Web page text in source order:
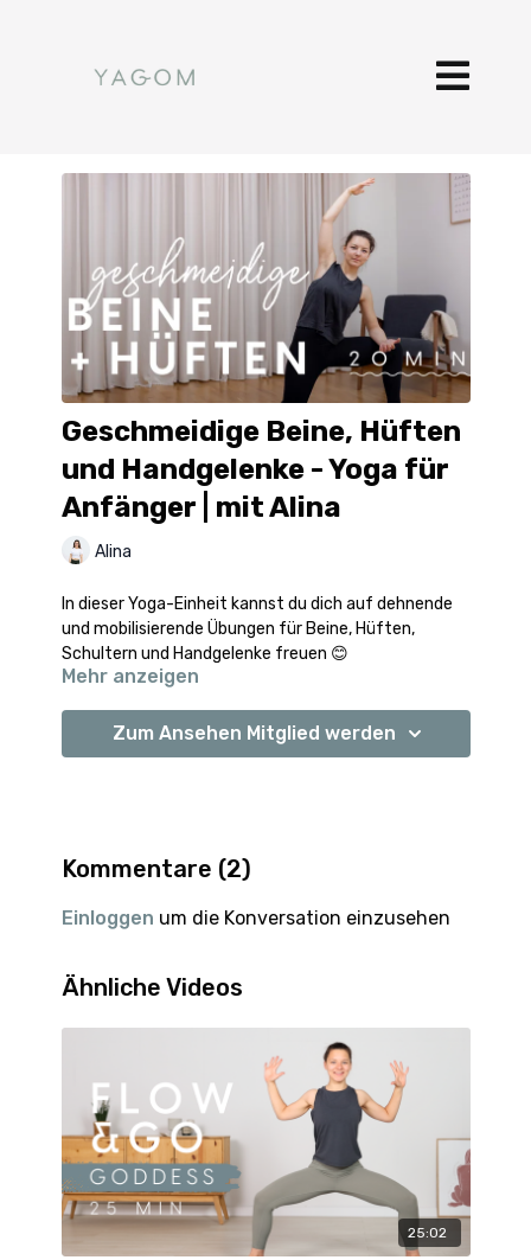
Geschmeidige Beine, Hüften
und Handgelenke - Yoga für
Anfänger | mit Alina
Alina
In dieser Yoga-Einheit kannst du dich auf dehnende
und mobilisierende Übungen für Beine, Hüften,
Schultern und Handgelenke freuen 😊
Ich wünsche dir viel Spaß und vor allem auch
Mehr anzeigen
Zum Ansehen Mitglied werden
Kommentare (2)
Einloggen um die Konversation einzusehen
Ähnliche Videos
25:02